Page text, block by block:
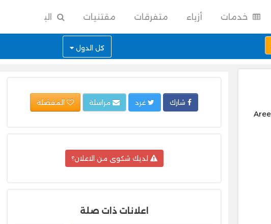
خدمات أزياء متفرقات مقتنيات البحث
كل الدول
شارك غرد
لديك شكوى من الاعلان؟
اعلانات ذات صلة